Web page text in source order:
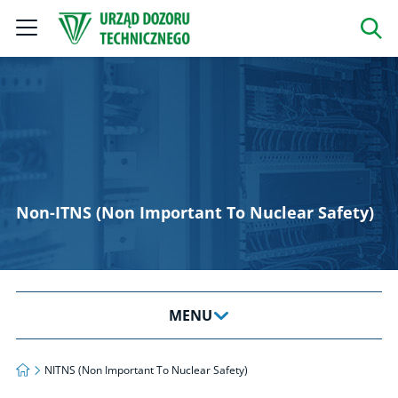
Non-ITNS (Non Important To Nuclear Safety)
Strona główna
NITNS (Non Important To Nuclear Safety)
MENU